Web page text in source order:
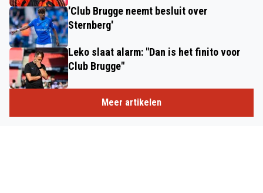
'Club Brugge neemt besluit over
Sternberg'
Leko slaat alarm: "Dan is het finito voor
Club Brugge"
Meer artikelen